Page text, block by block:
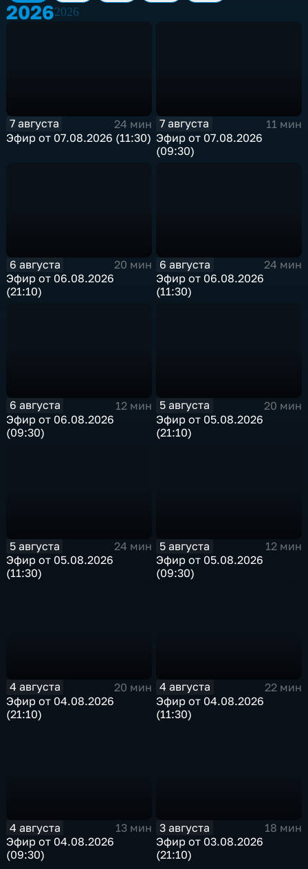
20262026
7 августа
24 мин
Эфир от 07.08.2026 (11:30)
7 августа
11 мин
Эфир от 07.08.2026
(09:30)
6 августа
20 мин
Эфир от 06.08.2026
(21:10)
6 августа
24 мин
Эфир от 06.08.2026
(11:30)
6 августа
12 мин
Эфир от 06.08.2026
(09:30)
5 августа
20 мин
Эфир от 05.08.2026
(21:10)
5 августа
24 мин
Эфир от 05.08.2026
(11:30)
5 августа
12 мин
Эфир от 05.08.2026
(09:30)
4 августа
20 мин
Эфир от 04.08.2026
(21:10)
4 августа
22 мин
Эфир от 04.08.2026
(11:30)
4 августа
13 мин
Эфир от 04.08.2026
(09:30)
3 августа
18 мин
Эфир от 03.08.2026
(21:10)